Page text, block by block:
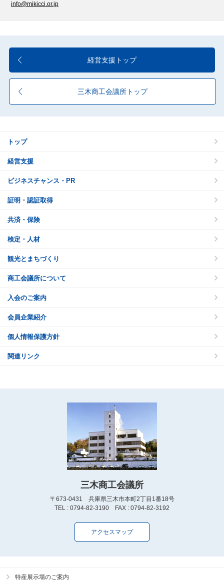
info@mikicci.or.jp
経営支援トップ
三木商工会議所トップ
トップ
経営支援
ビジネスチャンス・PR
証明・認証取得
共済・保険
検定・人材
観光とまちづくり
商工会議所について
入会のご案内
会員企業紹介
個人情報保護方針
関連リンク
三木商工会議所
〒673-0431 兵庫県三木市本町2丁目1番18号
TEL : 0794-82-3190 FAX : 0794-82-3192
アクセスマップ
特産展示場のご案内